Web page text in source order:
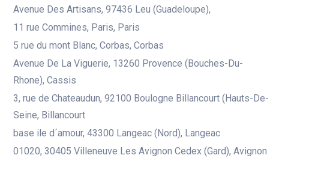
Avenue Des Artisans, 97436 Leu (Guadeloupe),
11 rue Commines, Paris, Paris
5 rue du mont Blanc, Corbas, Corbas
Avenue De La Viguerie, 13260 Provence (Bouches-Du-
Rhone), Cassis
3, rue de Chateaudun, 92100 Boulogne Billancourt (Hauts-De-
Seine, Billancourt
base ile d´amour, 43300 Langeac (Nord), Langeac
01020, 30405 Villeneuve Les Avignon Cedex (Gard), Avignon